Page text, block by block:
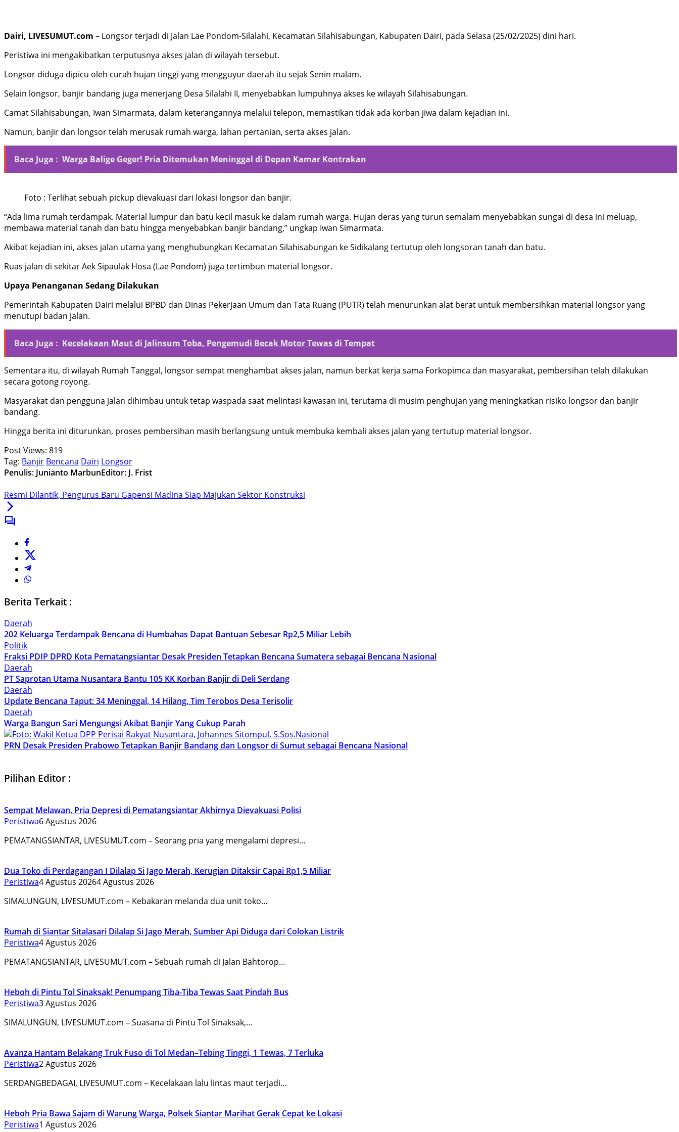
Dairi, LIVESUMUT.com – Longsor terjadi di Jalan Lae Pondom-Silalahi, Kecamatan Silahisabungan, Kabupaten Dairi, pada Selasa (25/02/2025) dini hari.
Peristiwa ini mengakibatkan terputusnya akses jalan di wilayah tersebut.
Longsor diduga dipicu oleh curah hujan tinggi yang mengguyur daerah itu sejak Senin malam.
Selain longsor, banjir bandang juga menerjang Desa Silalahi II, menyebabkan lumpuhnya akses ke wilayah Silahisabungan.
Camat Silahisabungan, Iwan Simarmata, dalam keterangannya melalui telepon, memastikan tidak ada korban jiwa dalam kejadian ini.
Namun, banjir dan longsor telah merusak rumah warga, lahan pertanian, serta akses jalan.
Baca Juga : Warga Balige Geger! Pria Ditemukan Meninggal di Depan Kamar Kontrakan
Foto : Terlihat sebuah pickup dievakuasi dari lokasi longsor dan banjir.
“Ada lima rumah terdampak. Material lumpur dan batu kecil masuk ke dalam rumah warga. Hujan deras yang turun semalam menyebabkan sungai di desa ini meluap,
membawa material tanah dan batu hingga menyebabkan banjir bandang,” ungkap Iwan Simarmata.
Akibat kejadian ini, akses jalan utama yang menghubungkan Kecamatan Silahisabungan ke Sidikalang tertutup oleh longsoran tanah dan batu.
Ruas jalan di sekitar Aek Sipaulak Hosa (Lae Pondom) juga tertimbun material longsor.
Upaya Penanganan Sedang Dilakukan
Pemerintah Kabupaten Dairi melalui BPBD dan Dinas Pekerjaan Umum dan Tata Ruang (PUTR) telah menurunkan alat berat untuk membersihkan material longsor yang
menutupi badan jalan.
Baca Juga : Kecelakaan Maut di Jalinsum Toba, Pengemudi Becak Motor Tewas di Tempat
Sementara itu, di wilayah Rumah Tanggal, longsor sempat menghambat akses jalan, namun berkat kerja sama Forkopimca dan masyarakat, pembersihan telah dilakukan
secara gotong royong.
Masyarakat dan pengguna jalan dihimbau untuk tetap waspada saat melintasi kawasan ini, terutama di musim penghujan yang meningkatkan risiko longsor dan banjir
bandang.
Hingga berita ini diturunkan, proses pembersihan masih berlangsung untuk membuka kembali akses jalan yang tertutup material longsor.
Post Views: 819
Tag: Banjir Bencana Dairi Longsor
Penulis: Junianto MarbunEditor: J. Frist
Resmi Dilantik, Pengurus Baru Gapensi Madina Siap Majukan Sektor Konstruksi
Berita Terkait :
Daerah
202 Keluarga Terdampak Bencana di Humbahas Dapat Bantuan Sebesar Rp2,5 Miliar Lebih
Politik
Fraksi PDIP DPRD Kota Pematangsiantar Desak Presiden Tetapkan Bencana Sumatera sebagai Bencana Nasional
Daerah
PT Saprotan Utama Nusantara Bantu 105 KK Korban Banjir di Deli Serdang
Daerah
Update Bencana Taput: 34 Meninggal, 14 Hilang, Tim Terobos Desa Terisolir
Daerah
Warga Bangun Sari Mengungsi Akibat Banjir Yang Cukup Parah
Nasional
PRN Desak Presiden Prabowo Tetapkan Banjir Bandang dan Longsor di Sumut sebagai Bencana Nasional
Pilihan Editor :
Sempat Melawan, Pria Depresi di Pematangsiantar Akhirnya Dievakuasi Polisi
Peristiwa6 Agustus 2026
PEMATANGSIANTAR, LIVESUMUT.com – Seorang pria yang mengalami depresi…
Dua Toko di Perdagangan I Dilalap Si Jago Merah, Kerugian Ditaksir Capai Rp1,5 Miliar
Peristiwa4 Agustus 20264 Agustus 2026
SIMALUNGUN, LIVESUMUT.com – Kebakaran melanda dua unit toko…
Rumah di Siantar Sitalasari Dilalap Si Jago Merah, Sumber Api Diduga dari Colokan Listrik
Peristiwa4 Agustus 2026
PEMATANGSIANTAR, LIVESUMUT.com – Sebuah rumah di Jalan Bahtorop…
Heboh di Pintu Tol Sinaksak! Penumpang Tiba-Tiba Tewas Saat Pindah Bus
Peristiwa3 Agustus 2026
SIMALUNGUN, LIVESUMUT.com – Suasana di Pintu Tol Sinaksak,…
Avanza Hantam Belakang Truk Fuso di Tol Medan–Tebing Tinggi, 1 Tewas, 7 Terluka
Peristiwa2 Agustus 2026
SERDANGBEDAGAI, LIVESUMUT.com – Kecelakaan lalu lintas maut terjadi…
Heboh Pria Bawa Sajam di Warung Warga, Polsek Siantar Marihat Gerak Cepat ke Lokasi
Peristiwa1 Agustus 2026